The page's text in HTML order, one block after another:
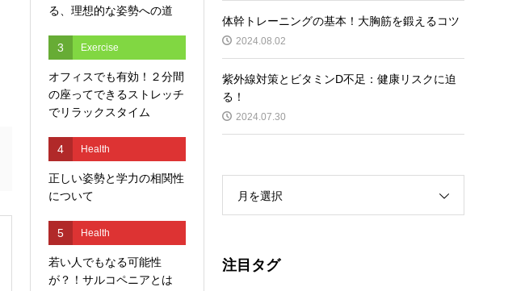
る、理想的な姿勢への道
3 Exercise
オフィスでも有効！２分間
の座ってできるストレッチ
でリラックスタイム
4 Health
正しい姿勢と学力の相関性
について
5 Health
若い人でもなる可能性
が？！サルコペニアとは
体幹トレーニングの基本！大胸筋を鍛えるコツ
2024.08.02
紫外線対策とビタミンD不足：健康リスクに迫
る！
2024.07.30
月を選択
注目タグ